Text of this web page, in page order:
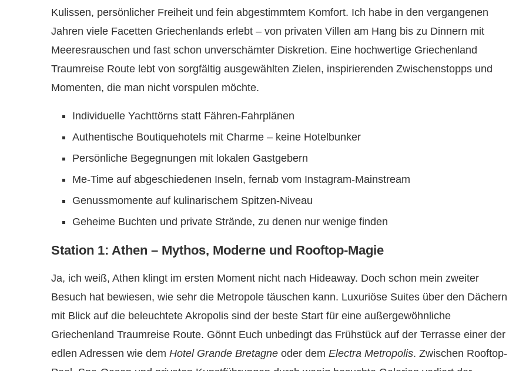
Kulissen, persönlicher Freiheit und fein abgestimmtem Komfort. Ich habe in den vergangenen
Jahren viele Facetten Griechenlands erlebt – von privaten Villen am Hang bis zu Dinnern mit
Meeresrauschen und fast schon unverschämter Diskretion. Eine hochwertige Griechenland
Traumreise Route lebt von sorgfältig ausgewählten Zielen, inspirierenden Zwischenstopps und
Momenten, die man nicht vorspulen möchte.
Individuelle Yachttörns statt Fähren-Fahrplänen
Authentische Boutiquehotels mit Charme – keine Hotelbunker
Persönliche Begegnungen mit lokalen Gastgebern
Me-Time auf abgeschiedenen Inseln, fernab vom Instagram-Mainstream
Genussmomente auf kulinarischem Spitzen-Niveau
Geheime Buchten und private Strände, zu denen nur wenige finden
Station 1: Athen – Mythos, Moderne und Rooftop-Magie
Ja, ich weiß, Athen klingt im ersten Moment nicht nach Hideaway. Doch schon mein zweiter
Besuch hat bewiesen, wie sehr die Metropole täuschen kann. Luxuriöse Suites über den Dächern
mit Blick auf die beleuchtete Akropolis sind der beste Start für eine außergewöhnliche
Griechenland Traumreise Route. Gönnt Euch unbedingt das Frühstück auf der Terrasse einer der
edlen Adressen wie dem Hotel Grande Bretagne oder dem Electra Metropolis. Zwischen Rooftop-